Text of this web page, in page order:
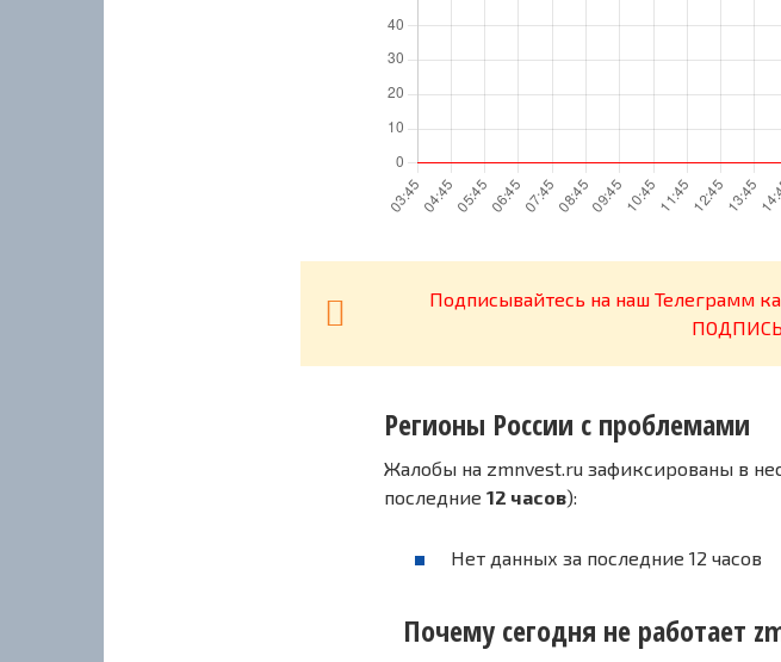
Подписывайтесь на наш Телеграмм
Регионы России с проблемами
Жалобы на zmnvest.ru зафиксированы в
последние 12 часов):
Нет данных за последние 12 часов
Почему сегодня не работает